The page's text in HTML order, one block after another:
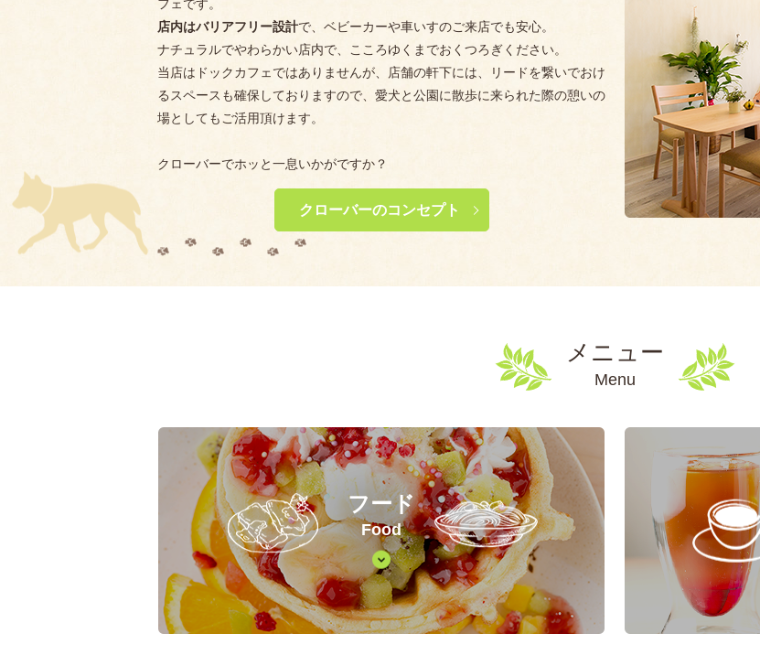
フェです。
店内はバリアフリー設計で、ベビーカーや車いすのご来店でも安心。
ナチュラルでやわらかい店内で、こころゆくまでおくつろぎください。
当店はドックカフェではありませんが、店舗の軒下には、リードを繋いでおけ
るスペースも確保しておりますので、愛犬と公園に散歩に来られた際の憩いの
場としてもご活用頂けます。
クローバーでホッと一息いかがですか？
クローバーのコンセプト
メニュー
Menu
フード
Food